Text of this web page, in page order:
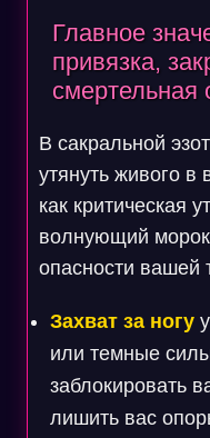
Главное
привязка,
смертельная
В сакральной
утянуть живого в
как критическая
волнующий морок
опасности вашей
Захват за ногу
или темные
заблокировать
лишить вас